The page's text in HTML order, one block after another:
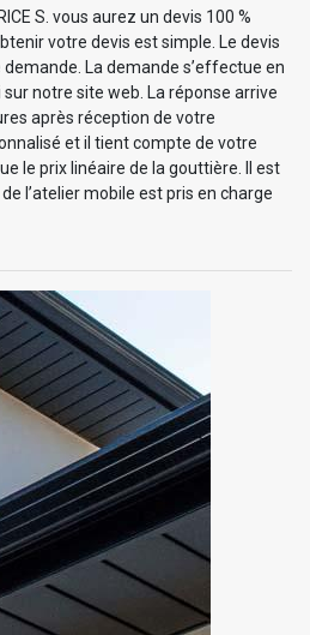
S. vous aurez un devis 100 %
votre devis est simple. Le devis
La demande s’effectue en
notre site web. La réponse arrive
après réception de votre
et il tient compte de votre
le prix linéaire de la gouttière. Il est
l’atelier mobile est pris en charge